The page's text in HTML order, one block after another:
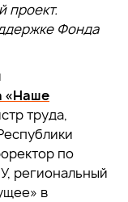
проект.
Фонда
«Наше
труда,
по
региональный
в